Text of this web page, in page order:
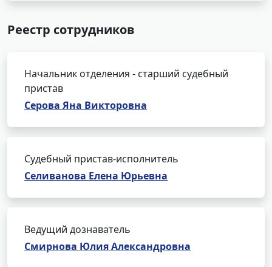
Реестр сотрудников
Начальник отделения - старший судебный
пристав
Серова Яна Викторовна
Судебный пристав-исполнитель
Селиванова Елена Юрьевна
Ведущий дознаватель
Смирнова Юлия Александровна